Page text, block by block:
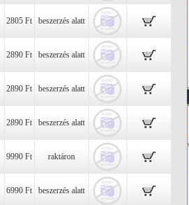
2805 Ft beszerzés alatt
2890 Ft beszerzés alatt
2890 Ft beszerzés alatt
2890 Ft beszerzés alatt
9990 Ft raktáron
6990 Ft beszerzés alatt